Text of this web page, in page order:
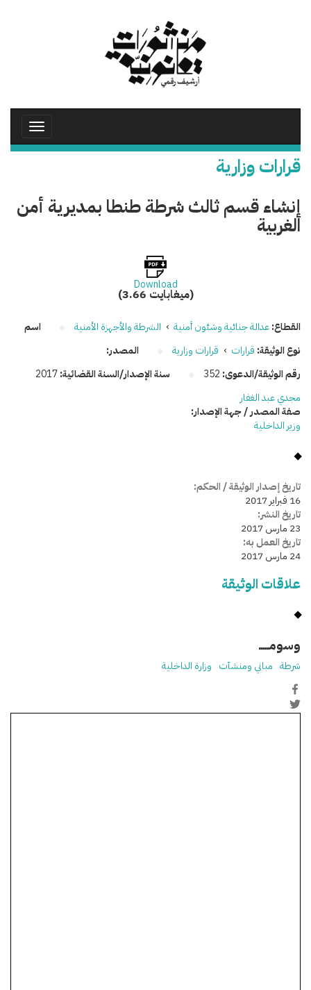
Toggle
قرارات وزارية
إنشاء قسم ثالث شرطة طنطا بمديرية أمن
الغربية
Download
(3.66 ميغابايت)
القطاع:عدالة جنائية وشئون أمنية › الشرطة والأجهزة الأمنية
نوع الوثيقة: قرارات › قرارات وزارية
رقم الوثيقة/الدعوى: 352 سنة الإصدار/السنة القضائية:2017
اسم
المصدر:
مجدي عبد الغفار
صفة المصدر / جهة الإصدار:
وزير الداخلية
تاريخ إصدار الوثيقة / الحكم:
16 فبراير 2017
تاريخ النشر:
23 مارس 2017
تاريخ العمل به:
24 مارس 2017
علاقات الوثيقة
وسومـــــ
شرطة مباني ومنشآت وزارة الداخلية